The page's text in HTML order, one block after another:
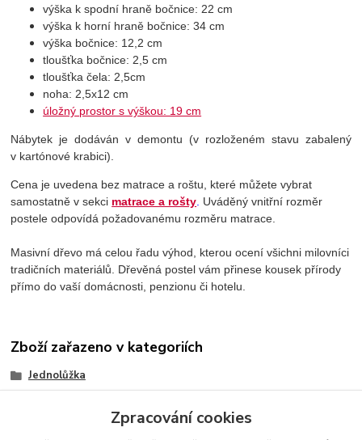
výška k spodní hraně bočnice: 22 cm
výška k horní hraně bočnice: 34 cm
výška bočnice: 12,2 cm
tloušťka bočnice: 2,5 cm
tloušťka čela: 2,5cm
noha: 2,5x12 cm
úložný prostor s výškou: 19 cm
Nábytek je dodáván v demontu (v rozloženém stavu zabalený
v kartónové krabici).
Cena je uvedena bez matrace a roštu, které můžete vybrat
samostatně v sekci matrace a rošty. Uváděný vnitřní rozměr
postele odpovídá požadovanému rozměru matrace.
Masivní dřevo má celou řadu výhod, kterou ocení všichni milovníci
tradičních materiálů. Dřevěná postel vám přinese kousek přírody
přímo do vaší domácnosti, penzionu či hotelu.
Zboží zařazeno v kategoriích
Jednolůžka
Zpracování cookies